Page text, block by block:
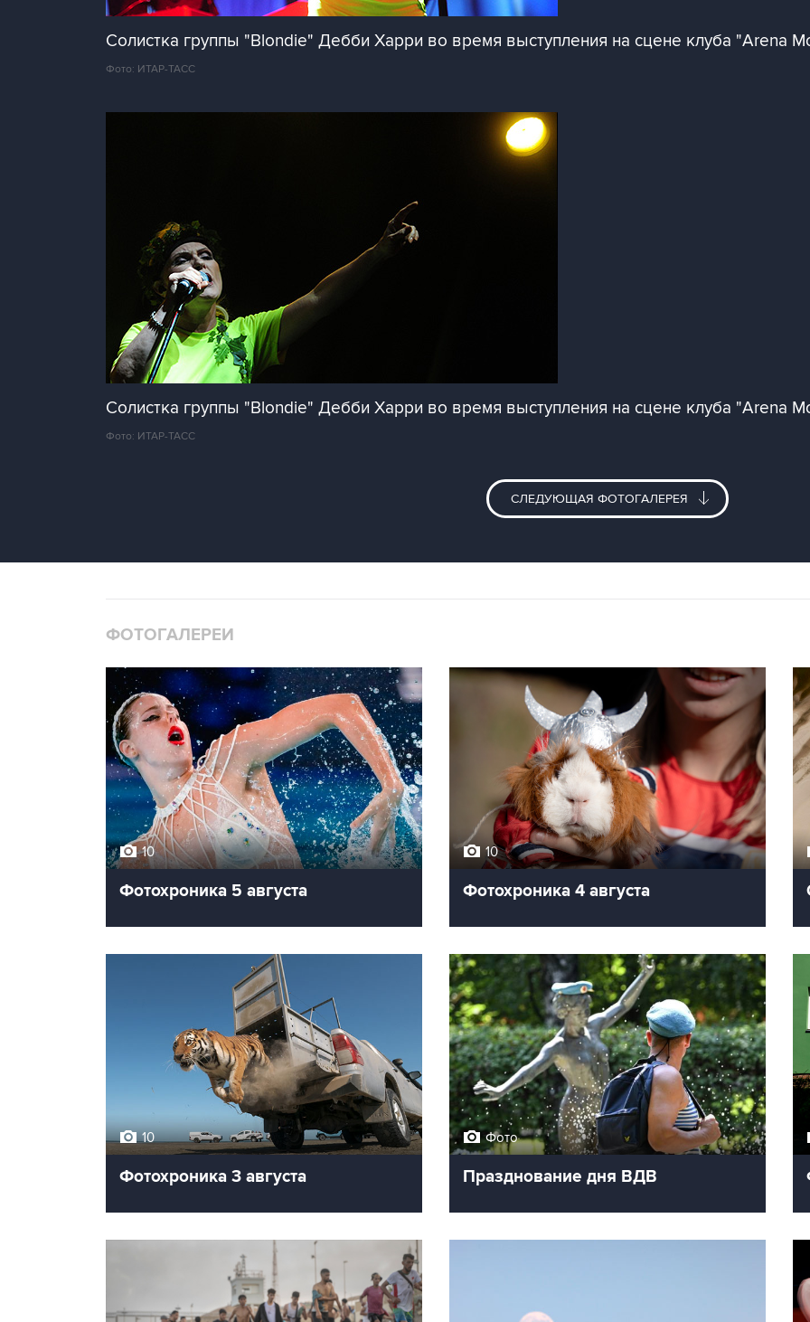
Солистка группы "Blondie" Дебби Харри во время выступления на сцене клуба "Arena
Фото: ИТАР-ТАСС
Солистка группы "Blondie" Дебби Харри во время выступления на сцене клуба "Arena
Фото: ИТАР-ТАСС
СЛЕДУЮЩАЯ ФОТОГАЛЕРЕЯ
ФОТОГАЛЕРЕИ
10
Фотохроника 5 августа
10
Фотохроника 4 августа
10
Фотохроника 3 августа
Фото
Празднование дня ВДВ